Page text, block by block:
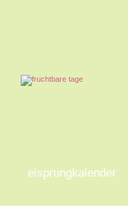
eisprungkalender